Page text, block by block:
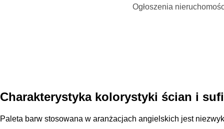
Ogłoszenia
Charakterystyka kolorystyki ścian i
Paleta barw stosowana w aranżacjach angielskich jest